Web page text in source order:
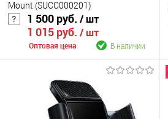
Mount (SUCC000201)
1 500 руб. / шт
1 015 руб. / шт
Оптовая цена В наличии
В корзину
К сравнению